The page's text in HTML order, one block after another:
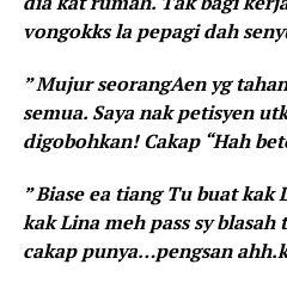
vongokks la pepagi dah
” Mujur seorangAen yg
semua. Saya nak petisyen
digobohkan! Cakap “Hah
” Biase ea tiang Tu buat
kak Lina meh pass sy
cakap punya…pengsan